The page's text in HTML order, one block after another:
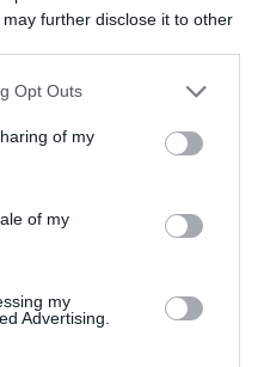
may further disclose it to other
Opt Outs
of my
of my
my
Advertising.
que adelantan ...
565
récord de turismo y
570
de reposteros solidarios
de R...